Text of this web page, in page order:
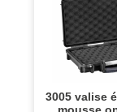
3005 valise